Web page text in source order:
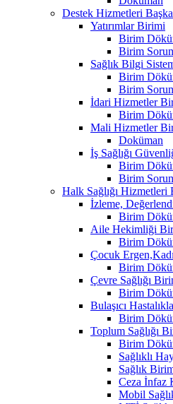
Destek Hizmetleri
Yatırımlar Birimi
Birim
Birim
Sağlık Bilgi
Birim
Birim
İdari Hizmetler
Birim
Mali Hizmetler
Doküman
İş Sağlığı
Birim
Birim
Halk Sağlığı Hizmetleri
İzleme,
Birim
Aile Hekimliği
Birim
Çocuk
Birim
Çevre Sağlığı
Birim
Bulaşıcı
Birim
Toplum Sağlığı
Birim
Sağlıklı
Sağlık
Ceza İnfaz
Mobil